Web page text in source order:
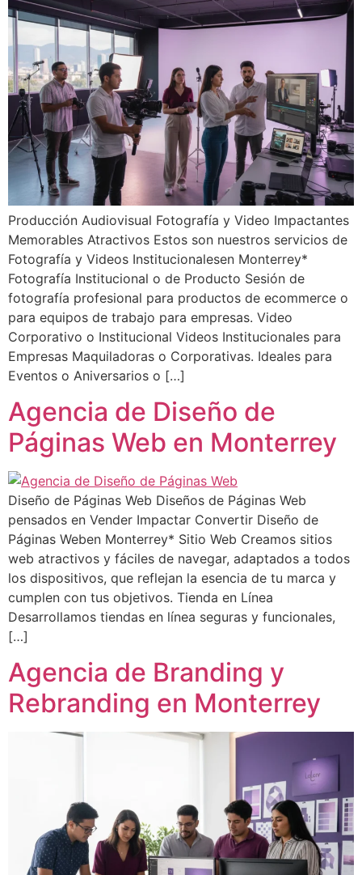
Producción Audiovisual Fotografía y Video Impactantes
Memorables Atractivos Estos son nuestros servicios de
Fotografía y Videos Institucionalesen Monterrey*
Fotografía Institucional o de Producto Sesión de
fotografía profesional para productos de ecommerce o
para equipos de trabajo para empresas. Video
Corporativo o Institucional Videos Institucionales para
Empresas Maquiladoras o Corporativas. Ideales para
Eventos o Aniversarios o […]
Agencia de Diseño de
Páginas Web en Monterrey
Diseño de Páginas Web Diseños de Páginas Web
pensados en Vender Impactar Convertir Diseño de
Páginas Weben Monterrey* Sitio Web Creamos sitios
web atractivos y fáciles de navegar, adaptados a todos
los dispositivos, que reflejan la esencia de tu marca y
cumplen con tus objetivos. Tienda en Línea
Desarrollamos tiendas en línea seguras y funcionales,
[…]
Agencia de Branding y
Rebranding en Monterrey